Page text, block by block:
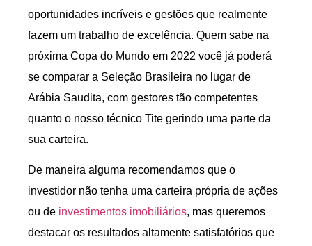
oportunidades incríveis e gestões que realmente
fazem um trabalho de excelência. Quem sabe na
próxima Copa do Mundo em 2022 você já poderá
se comparar a Seleção Brasileira no lugar de
Arábia Saudita, com gestores tão competentes
quanto o nosso técnico Tite gerindo uma parte da
sua carteira.
De maneira alguma recomendamos que o
investidor não tenha uma carteira própria de ações
ou de investimentos imobiliários, mas queremos
destacar os resultados altamente satisfatórios que